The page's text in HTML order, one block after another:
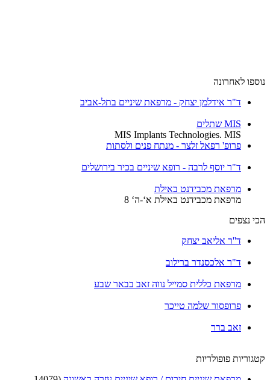
נוספו לאחרונה
ד"ר אידלמן יצחק - מרפאת שיניים בתל-אביב
MIS שתלים
MIS Implants Technologies. MIS
פרופ' רפאל זלצר - מנתח פנים ולסתות
ד"ר יוסף לרבה - רופא שיניים בכיר בירושלים
מרפאת מכבידנט באילת
מרפאת מכבידנט באילת א‘-ה‘ 8
הכי נצפים
ד''ר אליאב יצחק
ד"ר אלכסנדר ברילוב
מרפאת כללית סמייל נווה זאב בבאר שבע
פרופסור שלמה טייכר
זאב ברר
קטגוריות פופולריות